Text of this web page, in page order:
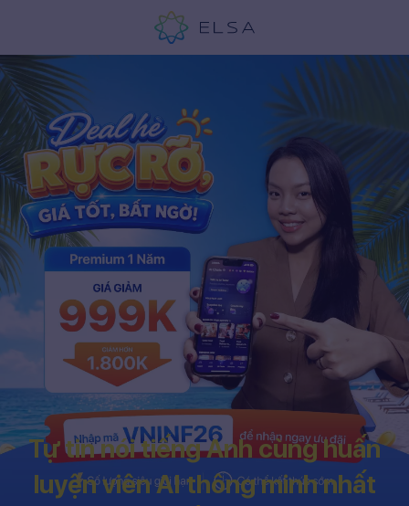
Tự tin nói tiếng Anh cùng huấn
luyện viên AI thông minh nhất